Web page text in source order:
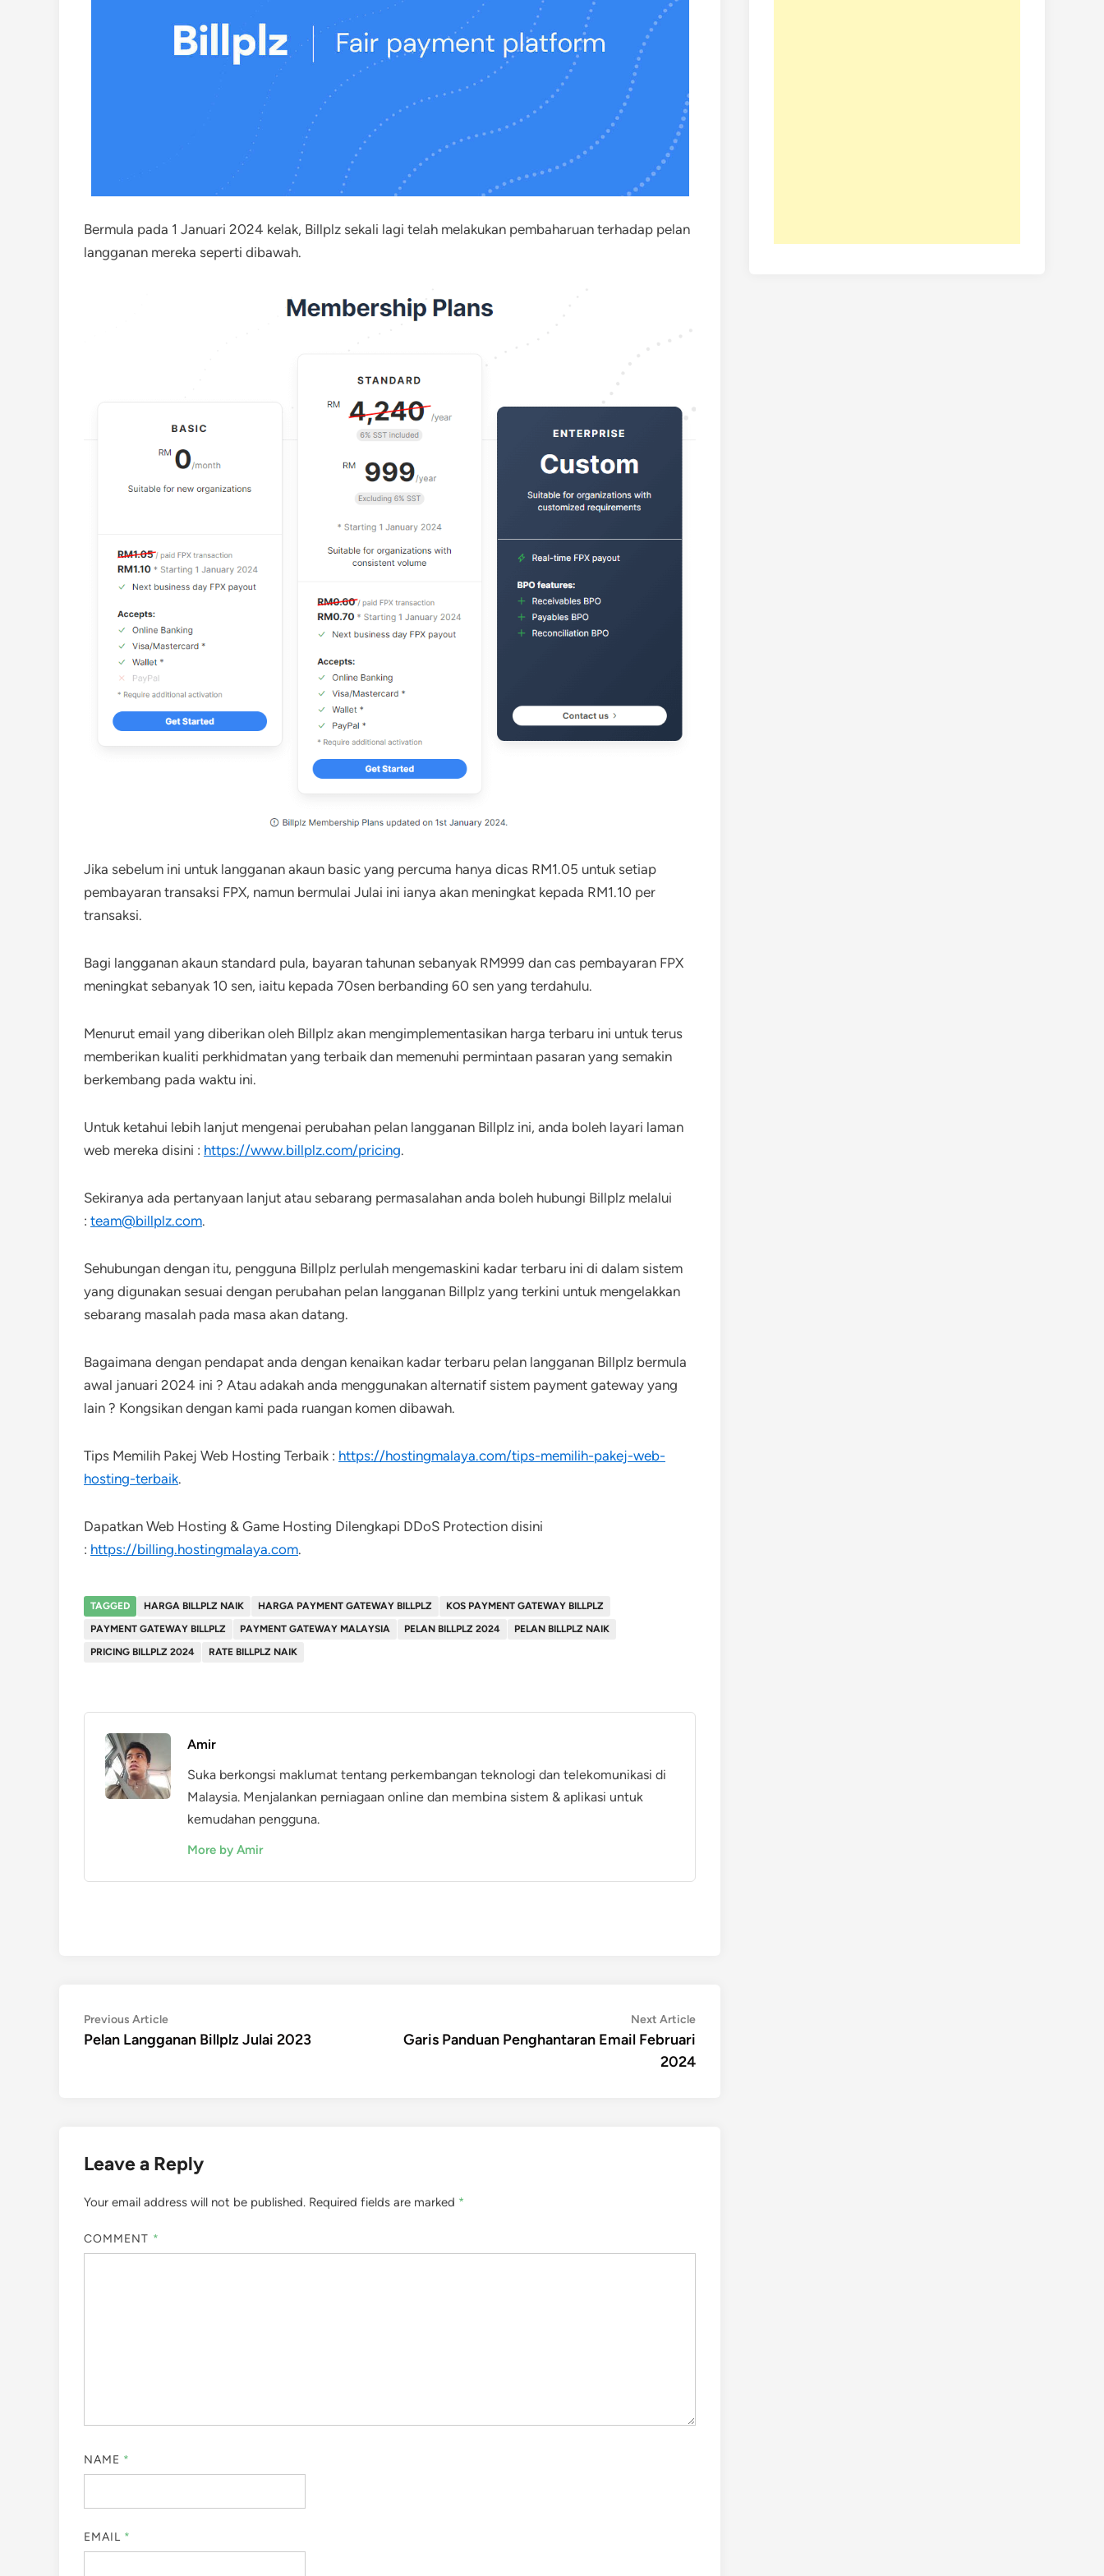
Bermula pada 1 Januari 2024 kelak, Billplz sekali lagi telah melakukan pembaharuan terhadap pelan
langganan mereka seperti dibawah.
Jika sebelum ini untuk langganan akaun basic yang percuma hanya dicas RM1.05 untuk setiap
pembayaran transaksi FPX, namun bermulai Julai ini ianya akan meningkat kepada RM1.10 per
transaksi.
Bagi langganan akaun standard pula, bayaran tahunan sebanyak RM999 dan cas pembayaran FPX
meningkat sebanyak 10 sen, iaitu kepada 70sen berbanding 60 sen yang terdahulu.
Menurut email yang diberikan oleh Billplz akan mengimplementasikan harga terbaru ini untuk terus
memberikan kualiti perkhidmatan yang terbaik dan memenuhi permintaan pasaran yang semakin
berkembang pada waktu ini.
Untuk ketahui lebih lanjut mengenai perubahan pelan langganan Billplz ini, anda boleh layari laman
web mereka disini : https://www.billplz.com/pricing.
Sekiranya ada pertanyaan lanjut atau sebarang permasalahan anda boleh hubungi Billplz melalui
: team@billplz.com.
Sehubungan dengan itu, pengguna Billplz perlulah mengemaskini kadar terbaru ini di dalam sistem
yang digunakan sesuai dengan perubahan pelan langganan Billplz yang terkini untuk mengelakkan
sebarang masalah pada masa akan datang.
Bagaimana dengan pendapat anda dengan kenaikan kadar terbaru pelan langganan Billplz bermula
awal januari 2024 ini ? Atau adakah anda menggunakan alternatif sistem payment gateway yang
lain ? Kongsikan dengan kami pada ruangan komen dibawah.
Tips Memilih Pakej Web Hosting Terbaik : https://hostingmalaya.com/tips-memilih-pakej-web-
hosting-terbaik.
Dapatkan Web Hosting & Game Hosting Dilengkapi DDoS Protection disini
: https://billing.hostingmalaya.com.
TAGGED HARGA BILLPLZ NAIK HARGA PAYMENT GATEWAY BILLPLZ
KOS PAYMENT GATEWAY BILLPLZ
PAYMENT GATEWAY BILLPLZ
PAYMENT GATEWAY MALAYSIA PELAN BILLPLZ 2024
PELAN BILLPLZ NAIK
PRICING BILLPLZ 2024
RATE BILLPLZ NAIK
Amir
Suka berkongsi maklumat tentang perkembangan teknologi dan telekomunikasi di
Malaysia. Menjalankan perniagaan online dan membina sistem & aplikasi untuk
kemudahan pengguna.
More by Amir
Post
navigation
Previous ArticlePrevious
article:
Pelan Langganan Billplz Julai 2023
Next ArticleNext
Garis Panduan Penghantaran Email Februari
2024
Leave a Reply
Your email address will not be published. Required fields are marked *
COMMENT *
NAME *
EMAIL *